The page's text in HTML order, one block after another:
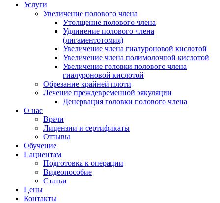
Услуги
Увеличение полового члена
Утолщение полового члена
Удлинение полового члена
(лигаментотомия)
Увеличение члена гиалуроновой кислотой
Увеличение члена полимолочной кислотой
Увеличение головки полового члена
гиалуроновой кислотой
Обрезание крайней плоти
Лечение преждевременной эякуляции
Денервация головки полового члена
О нас
Врачи
Лицензии и сертификаты
Отзывы
Обучение
Пациентам
Подготовка к операции
Видеопособие
Статьи
Цены
Контакты